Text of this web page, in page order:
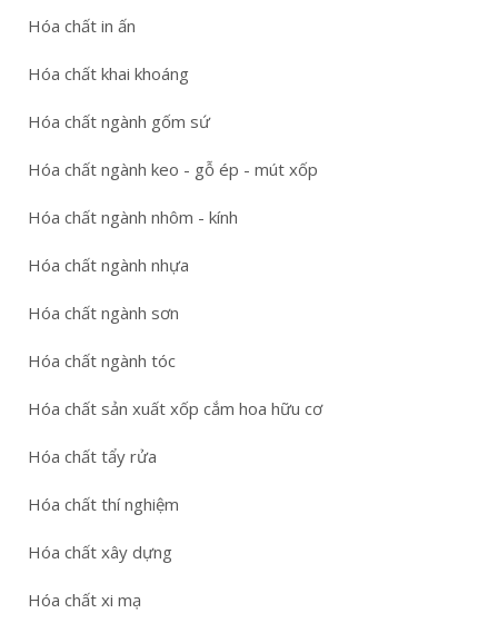
Hóa chất in ấn
Hóa chất khai khoáng
Hóa chất ngành gốm sứ
Hóa chất ngành keo - gỗ ép - mút xốp
Hóa chất ngành nhôm - kính
Hóa chất ngành nhựa
Hóa chất ngành sơn
Hóa chất ngành tóc
Hóa chất sản xuất xốp cắm hoa hữu cơ
Hóa chất tẩy rửa
Hóa chất thí nghiệm
Hóa chất xây dựng
Hóa chất xi mạ